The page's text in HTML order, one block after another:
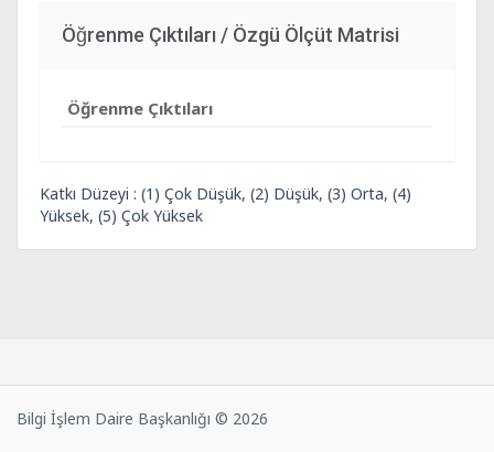
Öğrenme Çıktıları / Özgü Ölçüt Matrisi
Öğrenme Çıktıları
Katkı Düzeyi : (1) Çok Düşük, (2) Düşük, (3) Orta, (4)
Yüksek, (5) Çok Yüksek
Bilgi İşlem Daire Başkanlığı © 2026